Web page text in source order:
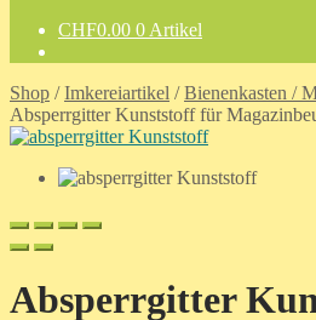
CHF0.00 0 Artikel
Shop /Imkereiartikel /Bienenkasten /
Absperrgitter Kunststoff für
Absperrgitter